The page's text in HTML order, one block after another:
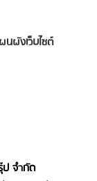
นผังเว็บไซต์
จำกัด